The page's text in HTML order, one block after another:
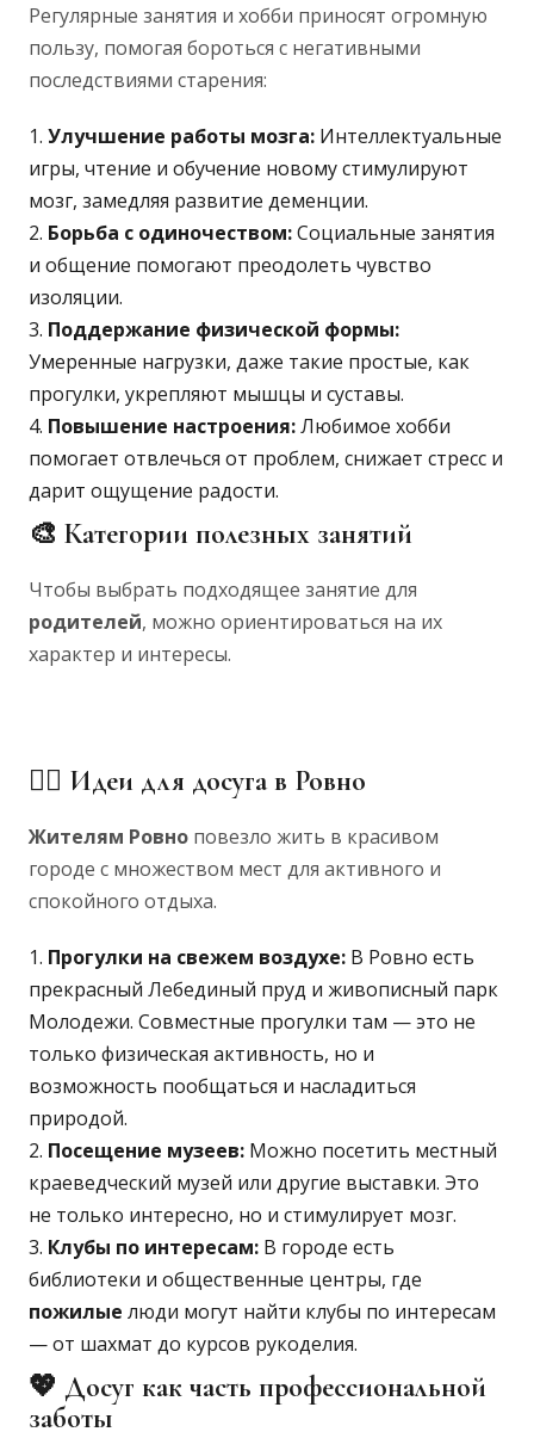
Регулярные занятия и хобби приносят огромную
пользу, помогая бороться с негативными
последствиями старения:
Улучшение работы мозга: Интеллектуальные
игры, чтение и обучение новому стимулируют
мозг, замедляя развитие деменции.
Борьба с одиночеством:Социальные занятия
и общение помогают преодолеть чувство
изоляции.
Поддержание физической формы:
Умеренные нагрузки, даже такие простые, как
прогулки, укрепляют мышцы и суставы.
Повышение настроения:Любимое хобби
помогает отвлечься от проблем, снижает стресс и
дарит ощущение радости.
🎨 Категории полезных занятий
Чтобы выбрать подходящее занятие для
родителей, можно ориентироваться на их
характер и интересы.
🚶‍♀️ Идеи для досуга в Ровно
Жителям Ровно повезло жить в красивом
городе с множеством мест для активного и
спокойного отдыха.
Прогулки на свежем воздухе: В Ровно есть
прекрасный Лебединый пруд и живописный парк
Молодежи. Совместные прогулки там — это не
только физическая активность, но и
возможность пообщаться и насладиться
природой.
Посещение музеев: Можно посетить местный
краеведческий музей или другие выставки. Это
не только интересно, но и стимулирует мозг.
Клубы по интересам: В городе есть
библиотеки и общественные центры, где
пожилые люди могут найти клубы по интересам
— от шахмат до курсов рукоделия.
💖 Досуг как часть профессиональной
заботы